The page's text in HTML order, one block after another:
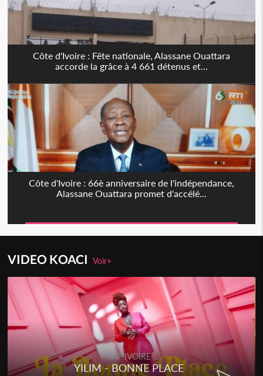
Côte d'Ivoire : Fête nationale, Alassane Ouattara
accorde la grâce à 4 661 détenus et...
Côte d'Ivoire : 66è anniversaire de l'indépendance,
Alassane Ouattara promet d'accélé...
VIDEO KOACIVoir+
RAP IVOIRE
YILIM - BONNE PLACE